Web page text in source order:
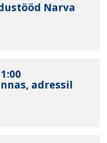
Narva
adressil